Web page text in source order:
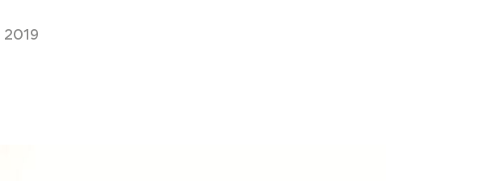
2019